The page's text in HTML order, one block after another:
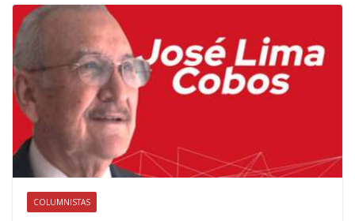
COLUMNISTAS